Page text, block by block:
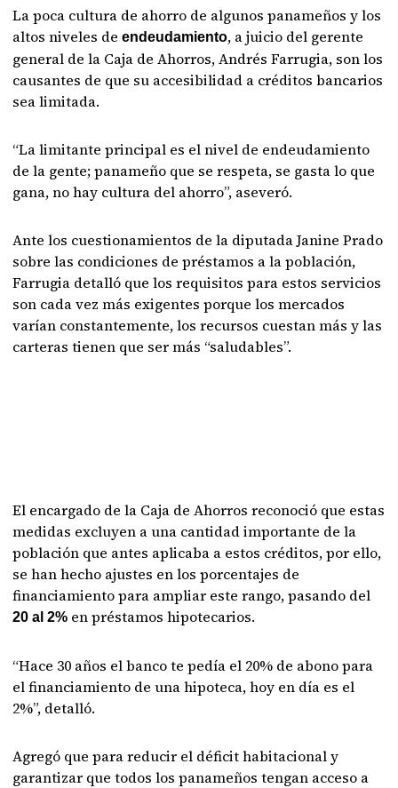
La poca cultura de ahorro de algunos panameños y los
altos niveles deendeudamiento, a juicio del gerente
general de la Caja de Ahorros, Andrés Farrugia, son los
causantes de que su accesibilidad a créditos bancarios
sea limitada.
“La limitante principal es el nivel de endeudamiento
de la gente; panameño que se respeta, se gasta lo que
gana, no hay cultura del ahorro”, aseveró.
Ante los cuestionamientos de la diputada Janine Prado
sobre las condiciones de préstamos a la población,
Farrugia detalló que los requisitos para estos servicios
son cada vez más exigentes porque los mercados
varían constantemente, los recursos cuestan más y las
carteras tienen que ser más “saludables”.
El encargado de la Caja de Ahorros reconoció que estas
medidas excluyen a una cantidad importante de la
población que antes aplicaba a estos créditos, por ello,
se han hecho ajustes en los porcentajes de
financiamiento para ampliar este rango, pasando del
20 al 2% en préstamos hipotecarios.
“Hace 30 años el banco te pedía el 20% de abono para
el financiamiento de una hipoteca, hoy en día es el
2%”, detalló.
Agregó que para reducir el déficit habitacional y
garantizar que todos los panameños tengan acceso a